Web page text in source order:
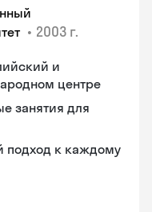
• 2003 г.
и
центре
занятия для
подход к каждому